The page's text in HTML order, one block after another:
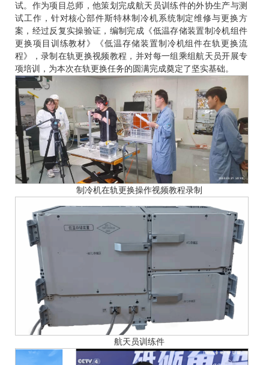
试。作为项目总师，他策划完成航天员训练件的外协生产与测
试工作，针对核心部件斯特林制冷机系统制定维修与更换方
案，经过反复实操验证，编制完成《低温存储装置制冷机组件
更换项目训练教材》《低温存储装置制冷机组件在轨更换流
程》，录制在轨更换视频教程，并对每一组乘组航天员开展专
项培训，为本次在轨更换任务的圆满完成奠定了坚实基础。
制冷机在轨更换操作视频教程录制
航天员训练件